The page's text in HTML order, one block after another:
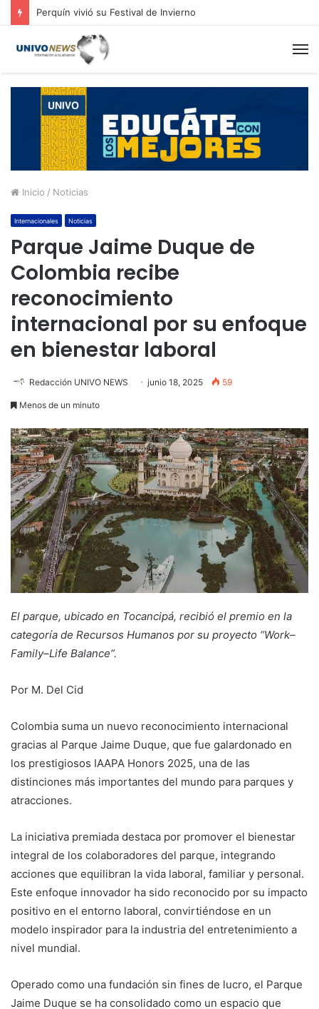
Perquín vivió su Festival de Invierno
Inicio / Noticias
Internacionales Noticias
Parque Jaime Duque de
Colombia recibe
reconocimiento
internacional por su enfoque
en bienestar laboral
Redacción UNIVO NEWS junio 18, 2025 59
Menos de un minuto
El parque, ubicado en Tocancipá, recibió el premio en la
categoría de Recursos Humanos por su proyecto “Work–
Family–Life Balance”.
Por M. Del Cid
Colombia suma un nuevo reconocimiento internacional
gracias al Parque Jaime Duque, que fue galardonado en
los prestigiosos IAAPA Honors 2025, una de las
distinciones más importantes del mundo para parques y
atracciones.
La iniciativa premiada destaca por promover el bienestar
integral de los colaboradores del parque, integrando
acciones que equilibran la vida laboral, familiar y personal.
Este enfoque innovador ha sido reconocido por su impacto
positivo en el entorno laboral, convirtiéndose en un
modelo inspirador para la industria del entretenimiento a
nivel mundial.
Operado como una fundación sin fines de lucro, el Parque
Jaime Duque se ha consolidado como un espacio que